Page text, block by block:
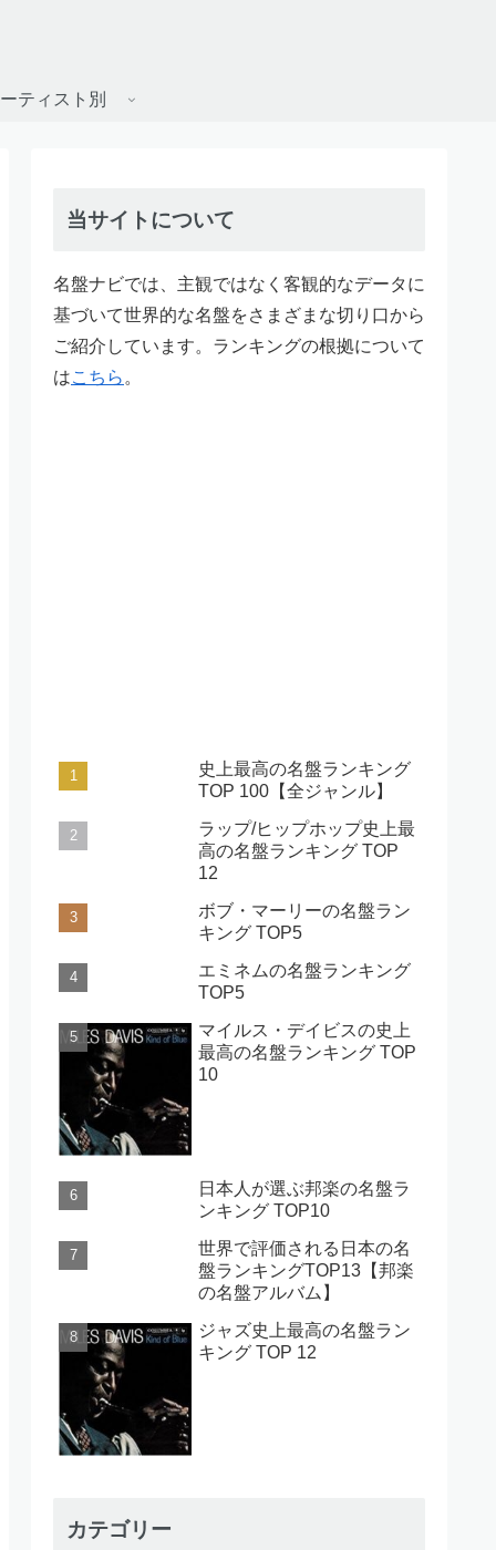
ティスト別
当サイトについて
名盤ナビでは、主観ではなく客観的なデータに
基づいて世界的な名盤をさまざまな切り口から
ご紹介しています。ランキングの根拠について
はこちら 。
史上最高の名盤ランキング
TOP 100【全ジャンル】
ラップ/ヒップホップ史上最
高の名盤ランキング TOP
12
ボブ・マーリーの名盤ラン
キング TOP5
エミネムの名盤ランキング
TOP5
マイルス・デイビスの史上
最高の名盤ランキング TOP
10
日本人が選ぶ邦楽の名盤ラ
ンキング TOP10
世界で評価される日本の名
盤ランキングTOP13【邦楽
の名盤アルバム】
ジャズ史上最高の名盤ラン
キング TOP 12
カテゴリー